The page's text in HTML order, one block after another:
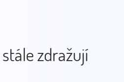
zdražují